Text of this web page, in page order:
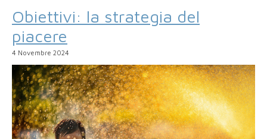
Obiettivi: la strategia del
piacere
4 Novembre 2024